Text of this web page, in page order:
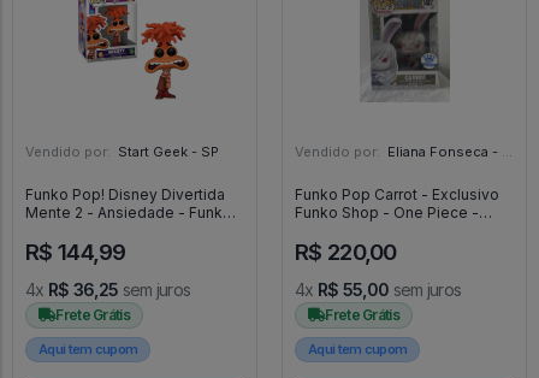
Vendido por: Start Geek - SP
Funko Pop! Disney Divertida
Mente 2 - Ansiedade - Funko
R$ 144,99
4x R$ 36,25 sem juros
Frete Grátis
Aqui tem cupom
Vendido por: Eliana Fonseca - SP
Funko Pop Carrot - Exclusivo
Funko Shop - One Piece -
R$ 220,00
4x R$ 55,00 sem juros
Frete Grátis
Aqui tem cupom